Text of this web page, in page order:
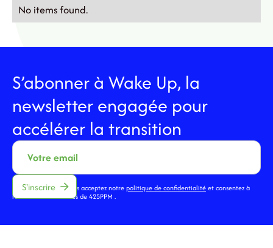
No items found.
S’abonner à Wake Up, la
newsletter engagée pour
accélérer la transition
En vous inscrivant, vous acceptez notrepolitique de confidentialitéet consentez à
recevoir des actualités de 425PPM .